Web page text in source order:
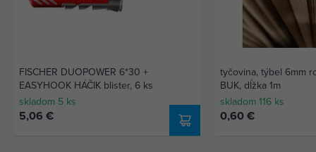
FISCHER DUOPOWER 6*30 +
EASYHOOK HÁČIK blister, 6 ks
skladom 5 ks
5,06 €
tyčovina, týbel 6mm
BUK, dĺžka 1m
skladom 116 ks
0,60 €